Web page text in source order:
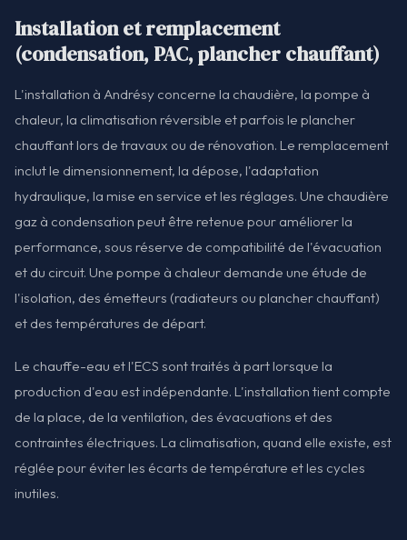
Installation et remplacement
(condensation, PAC, plancher chauffant)
L'installation à Andrésy concerne la chaudière, la pompe à
chaleur, la climatisation réversible et parfois le plancher
chauffant lors de travaux ou de rénovation. Le remplacement
inclut le dimensionnement, la dépose, l'adaptation
hydraulique, la mise en service et les réglages. Une chaudière
gaz à condensation peut être retenue pour améliorer la
performance, sous réserve de compatibilité de l'évacuation
et du circuit. Une pompe à chaleur demande une étude de
l'isolation, des émetteurs (radiateurs ou plancher chauffant)
et des températures de départ.
Le chauffe-eau et l'ECS sont traités à part lorsque la
production d'eau est indépendante. L'installation tient compte
de la place, de la ventilation, des évacuations et des
contraintes électriques. La climatisation, quand elle existe, est
réglée pour éviter les écarts de température et les cycles
inutiles.